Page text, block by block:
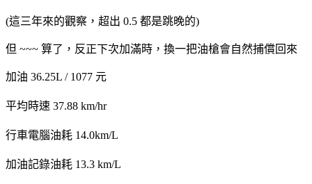
(這三年來的觀察，超出 0.5 都是跳晚的)
但 ~~~ 算了，反正下次加滿時，換一把油槍會自然捕償回來
加油 36.25L / 1077 元
平均時速 37.88 km/hr
行車電腦油耗 14.0km/L
加油記錄油耗 13.3 km/L